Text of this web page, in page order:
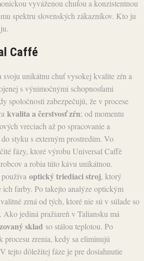
vyváženou chuťou a konzistentnou
spektru slovenských zákazníkov. Kto ju
Caffé
svoju unikátnu chuť vysokej kvalite zŕn a
s výnimočnými schopnosťami
spoločnosti zabezpečujú, že v procese
kvalita a čerstvosť zŕn; od momentu
vreciach až po spracovanie a
styku s externým prostredím. Vo
fázy, ktoré výrobu Universal Caffè
a robia túto kávu unikátnou.
optický triediaci stroj, ktorý
ich farby. Po takejto analýze optickým
zrná od tých, ktoré nie sú v súlade so
Ako jediná pražiareň v Taliansku má
sklad so stálou teplotou. Po
procesu zrenia, kedy sa eliminujú
tejto dôležitej fáze je pre dosiahnutie